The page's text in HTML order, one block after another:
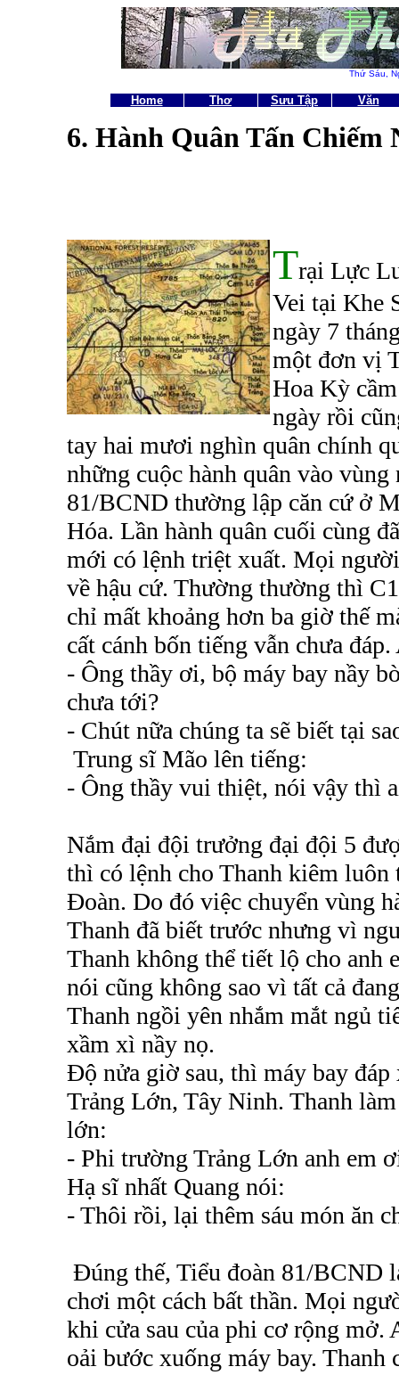
Thứ Sáu,
Home Thơ Sưu Tập Văn
6. Hành Quân Tấn Chiếm
Trại Lực
Vei tại Khe
ngày 7
một đơn vị
Hoa Kỳ
ngày rồi
tay hai mươi nghìn quân chính
những cuộc hành quân vào vùng
81/BCND thường lập căn cứ ở
Hóa. Lần hành quân cuối cùng
mới có lệnh triệt xuất. Mọi
về hậu cứ. Thường thường thì
chỉ mất khoảng hơn ba giờ thế
cất cánh bốn tiếng vẫn chưa
- Ông thầy ơi, bộ máy bay nầy
chưa tới?
- Chút nữa chúng ta sẽ biết tại
Trung sĩ Mão lên tiếng:
- Ông thầy vui thiệt, nói vậy thì
Nắm đại đội trưởng đại đội 5
thì có lệnh cho Thanh kiêm luôn
Đoàn. Do đó việc chuyển vùng
Thanh đã biết trước nhưng vì
Thanh không thể tiết lộ cho anh
nói cũng không sao vì tất cả
Thanh ngồi yên nhắm mắt ngủ
xầm xì nầy nọ.
Độ nửa giờ sau, thì máy bay
Trảng Lớn, Tây Ninh. Thanh
lớn:
- Phi trường Trảng Lớn anh em
Hạ sĩ nhất Quang nói:
- Thôi rồi, lại thêm sáu món ăn
Đúng thế, Tiểu đoàn 81/BCND
chơi một cách bất thần. Mọi
khi cửa sau của phi cơ rộng mở.
oải bước xuống máy bay. Thanh